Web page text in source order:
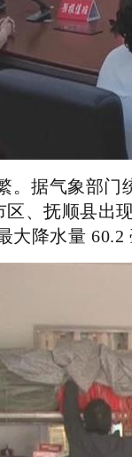
。据气象部门
区、抚顺县出
大降水量